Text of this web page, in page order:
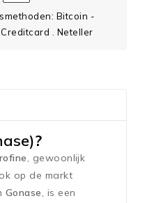
Bitcoin -
. Neteller
?
, gewoonlijk
op de markt
Gonase, is een